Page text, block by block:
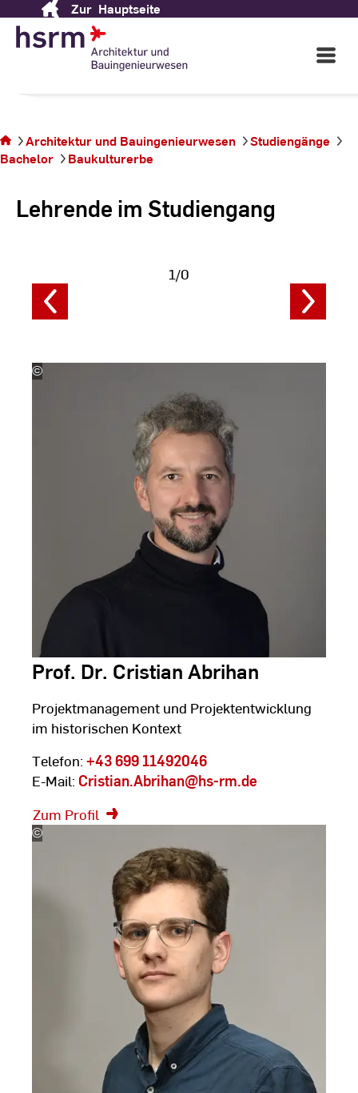
Content
Zur Hauptseite
Open
Main
befinden
sich auf
der
Architektur und Bauingenieurwesen
Studiengänge
Bachelor
Baukulturerbe
Lehrende im Studiengang
1/0
©
Silke
Prof. Dr. Cristian Abrihan
Projektmanagement und Projektentwicklung
im historischen Kontext
Telefon: +43 699 11492046
E-Mail: Cristian.Abrihan@hs-rm.de
Zum Profil
©
Silke